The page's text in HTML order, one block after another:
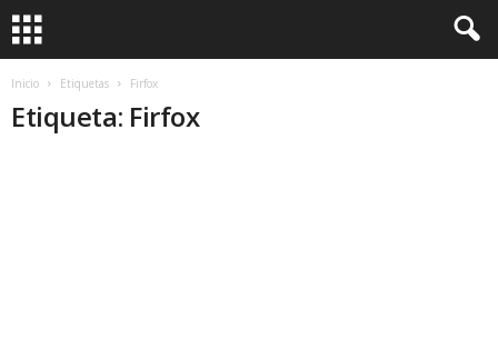
Inicio Etiquetas Firfox
Etiqueta: Firfox